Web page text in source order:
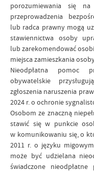
porozumiewania się
przeprowadzenia
lub radca prawny mogą
stawiennictwa osoby
lub zarekomendować
miejsca zamieszkania
Nieodpłatna pomoc
obywatelskie
zgłoszenia naruszenia
2024 r. o ochronie
Osobom ze znaczną
stawić się w punkcie
w komunikowaniu się, o
2011 r. o języku
może być udzielana
świadczone